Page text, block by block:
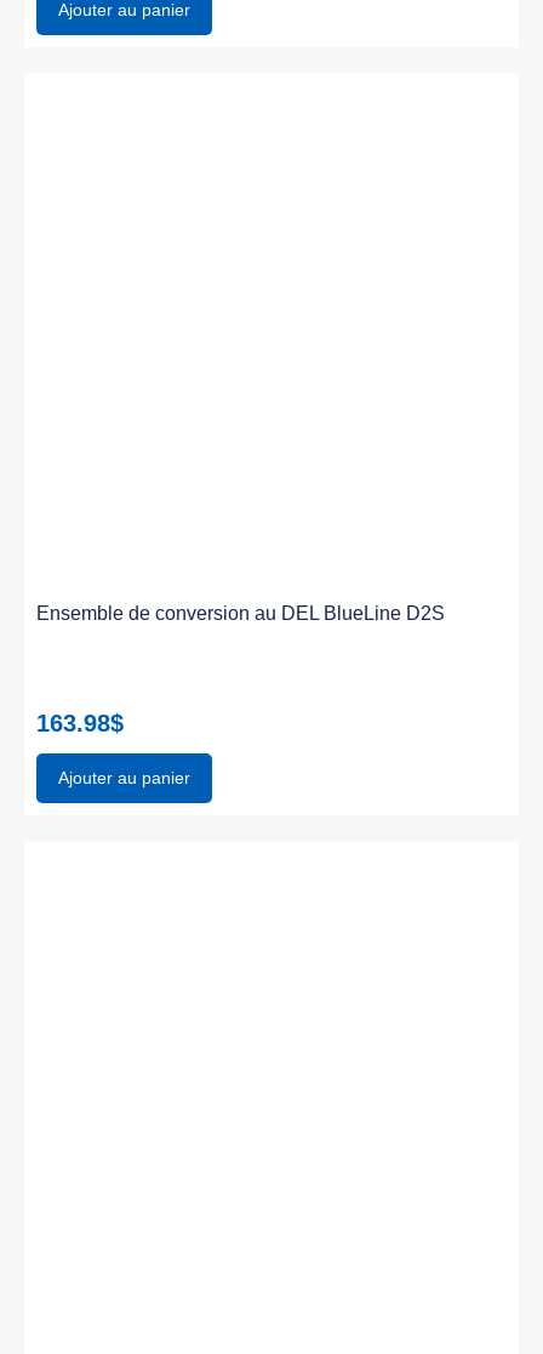
Ajouter au panier
Ensemble de conversion au DEL BlueLine D2S
163.98$
Ajouter au panier